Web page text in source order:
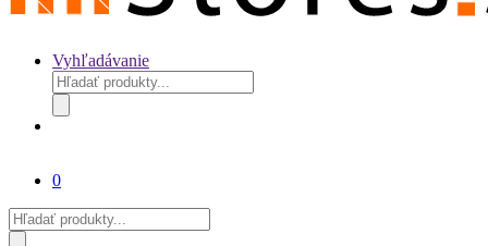
Vyhľadávanie
Products
search
0
Products
search